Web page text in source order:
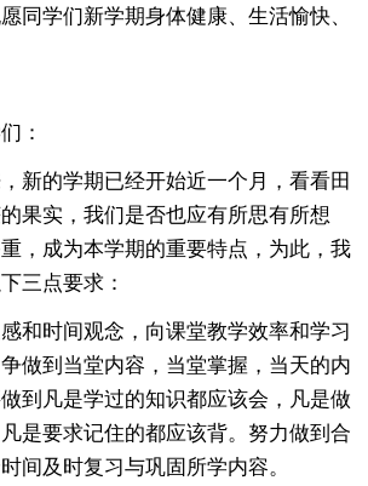
同学们新学期身体健康、生活愉快、
：
新的学期已经开始近一个月，看看田
果实，我们是否也应有所思有所想
，成为本学期的重要特点，为此，我
三点要求：
和时间观念，向课堂教学效率和学习
做到当堂内容，当堂掌握，当天的内
到凡是学过的知识都应该会，凡是做
是要求记住的都应该背。努力做到合
间及时复习与巩固所学内容。